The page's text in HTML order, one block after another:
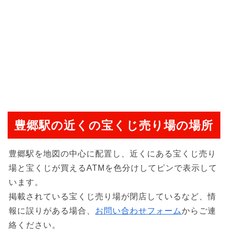
豊郷駅の近くの宝くじ売り場の場所
豊郷駅を地図の中心に配置し、近くにある宝くじ売り
場と宝くじが買えるATMを色分けしてピンで表示して
います。
掲載されている宝くじ売り場が閉店しているなど、情
報に誤りがある場合、 お問い合わせフォームからご連
絡ください。